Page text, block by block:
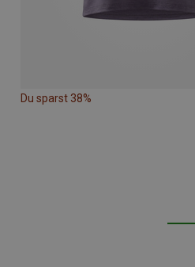
Du sparst 38%